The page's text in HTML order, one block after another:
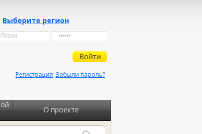
Выберите регион
Забыли пароль?
Регистрация
О проекте